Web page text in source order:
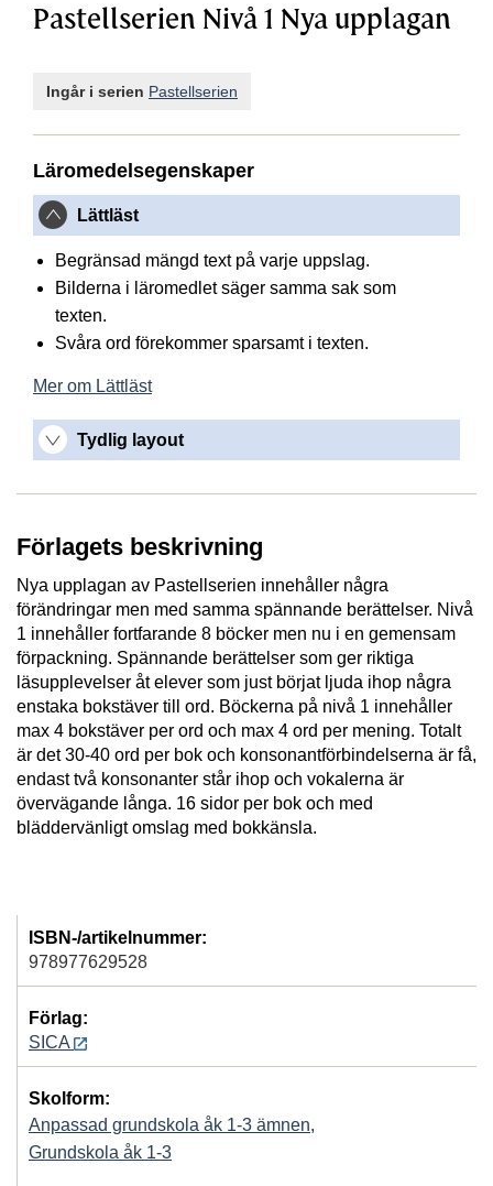
Pastellserien Nivå 1 Nya upplagan
Ingår i serien Pastellserien
Läromedelsegenskaper
Lättläst
Begränsad mängd text på varje uppslag.
Bilderna i läromedlet säger samma sak som
texten.
Svåra ord förekommer sparsamt i texten.
Mer om Lättläst
Tydlig layout
Förlagets beskrivning
Nya upplagan av Pastellserien innehåller några
förändringar men med samma spännande berättelser. Nivå
1 innehåller fortfarande 8 böcker men nu i en gemensam
förpackning. Spännande berättelser som ger riktiga
läsupplevelser åt elever som just börjat ljuda ihop några
enstaka bokstäver till ord. Böckerna på nivå 1 innehåller
max 4 bokstäver per ord och max 4 ord per mening. Totalt
är det 30-40 ord per bok och konsonantförbindelserna är få,
endast två konsonanter står ihop och vokalerna är
övervägande långa. 16 sidor per bok och med
bläddervänligt omslag med bokkänsla.
ISBN-/artikelnummer:
978977629528
Förlag:
SICA
Skolform:
Anpassad grundskola åk 1-3 ämnen,
Grundskola åk 1-3